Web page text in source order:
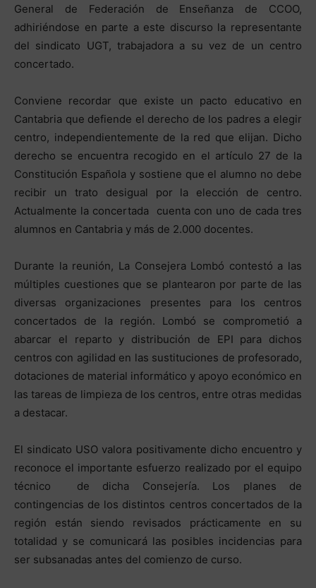
General de Federación de Enseñanza de CCOO,
adhiriéndose en parte a este discurso la representante
del sindicato UGT, trabajadora a su vez de un centro
concertado.
Conviene recordar que existe un pacto educativo en
Cantabria que defiende el derecho de los padres a elegir
centro, independientemente de la red que elijan. Dicho
derecho se encuentra recogido en el artículo 27 de la
Constitución Española y sostiene que el alumno no debe
recibir un trato desigual por la elección de centro.
Actualmente la concertada cuenta con uno de cada tres
alumnos en Cantabria y más de 2.000 docentes.
Durante la reunión, La Consejera Lombó contestó a las
múltiples cuestiones que se plantearon por parte de las
diversas organizaciones presentes para los centros
concertados de la región. Lombó se comprometió a
abarcar el reparto y distribución de EPI para dichos
centros con agilidad en las sustituciones de profesorado,
dotaciones de material informático y apoyo económico en
las tareas de limpieza de los centros, entre otras medidas
a destacar.
El sindicato USO valora positivamente dicho encuentro y
reconoce el importante esfuerzo realizado por el equipo
técnico de dicha Consejería. Los planes de
contingencias de los distintos centros concertados de la
región están siendo revisados prácticamente en su
totalidad y se comunicará las posibles incidencias para
ser subsanadas antes del comienzo de curso.